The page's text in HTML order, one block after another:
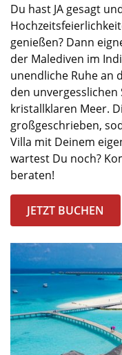
Du hast JA gesagt
genießen? Dann
der Malediven im
unendliche Ruhean
den
kristallklaren Meer.
großgeschrieben,
Villa mit Deinem
wartest Du noch?
beraten!
JETZT BUCHEN